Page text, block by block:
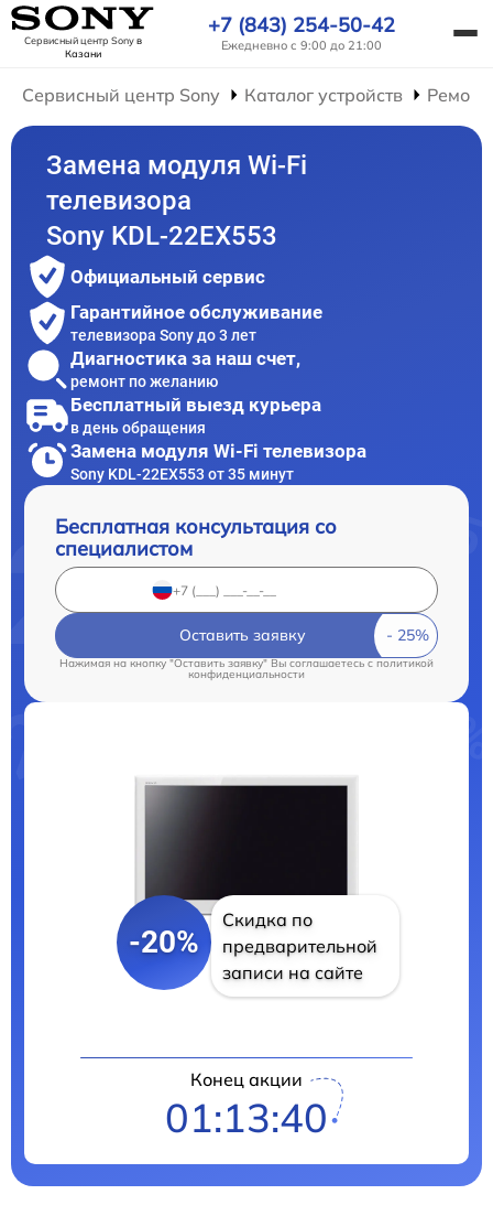
Сервисный центр Sonyв
Казани
+7 (843) 254-50-42
Ежедневно с 9:00 до 21:00
Сервисный центр Sony Каталог устройств Ремонт
Замена модуля Wi-Fi
телевизора
Sony KDL-22EX553
Официальный сервис
Гарантийное обслуживание
телевизора Sony до 3 лет
Диагностика за наш счет,
ремонт по желанию
Бесплатный выезд курьера
в день обращения
Замена модуля Wi-Fi телевизора
Sony KDL-22EX553 от 35 минут
Бесплатная консультация со
специалистом
Оставить заявку
Нажимая на кнопку "Оставить заявку" Вы соглашаетесь c политикой
конфиденциальности
-20%
Скидка по
предварительной
записи на сайте
Конец акции
01:13:40